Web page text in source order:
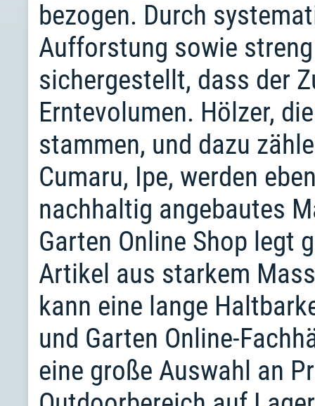
bezogen. Durch
Aufforstung sowie
sichergestellt, dass der
Erntevolumen. Hölzer,
stammen, und dazu
Cumaru, Ipe, werden
nachhaltig angebautes
Garten Online Shop legt
Artikel aus starkem
kann eine lange
und Garten Online-
eine große Auswahl an